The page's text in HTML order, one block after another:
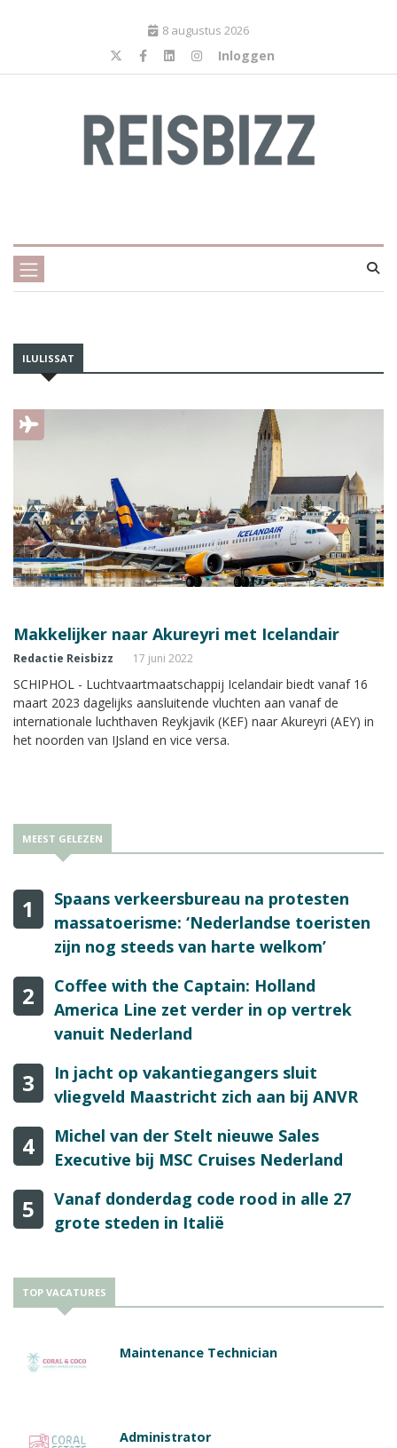
8 augustus 2026
Inloggen
ILULISSAT
Makkelijker naar Akureyri met Icelandair
Redactie Reisbizz 17 juni 2022
SCHIPHOL - Luchtvaartmaatschappij Icelandair biedt vanaf 16
maart 2023 dagelijks aansluitende vluchten aan vanaf de
internationale luchthaven Reykjavik (KEF) naar Akureyri (AEY) in
het noorden van IJsland en vice versa.
MEEST GELEZEN
1
Spaans verkeersbureau na protesten
massatoerisme: ‘Nederlandse toeristen
zijn nog steeds van harte welkom’
2
Coffee with the Captain: Holland
America Line zet verder in op vertrek
vanuit Nederland
3
In jacht op vakantiegangers sluit
vliegveld Maastricht zich aan bij ANVR
4
Michel van der Stelt nieuwe Sales
Executive bij MSC Cruises Nederland
5
Vanaf donderdag code rood in alle 27
grote steden in Italië
TOP VACATURES
Maintenance Technician
Administrator